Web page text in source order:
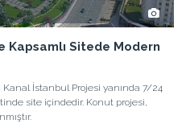
Kapsamlı Sitede Modern
Kanal İstanbul Projesi yanında 7/24
site içindedir. Konut projesi,